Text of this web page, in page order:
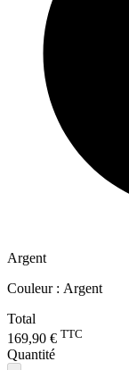
Argent
Couleur : Argent
Total
169,90 € TTC
Quantité